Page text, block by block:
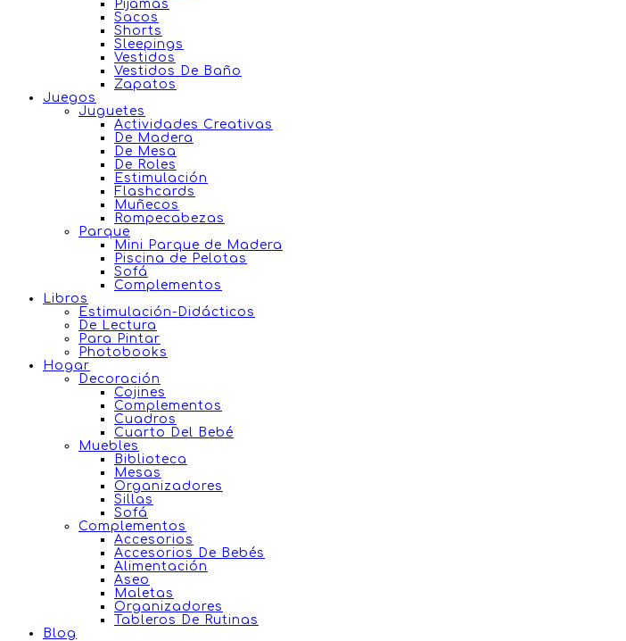
Pijamas
Sacos
Shorts
Sleepings
Vestidos
Vestidos De Baño
Zapatos
Juegos
Juguetes
Actividades Creativas
De Madera
De Mesa
De Roles
Estimulación
Flashcards
Muñecos
Rompecabezas
Parque
Mini Parque de Madera
Piscina de Pelotas
Sofá
Complementos
Libros
Estimulación-Didácticos
De Lectura
Para Pintar
Photobooks
Hogar
Decoración
Cojines
Complementos
Cuadros
Cuarto Del Bebé
Muebles
Biblioteca
Mesas
Organizadores
Sillas
Sofá
Complementos
Accesorios
Accesorios De Bebés
Alimentación
Aseo
Maletas
Organizadores
Tableros De Rutinas
Blog